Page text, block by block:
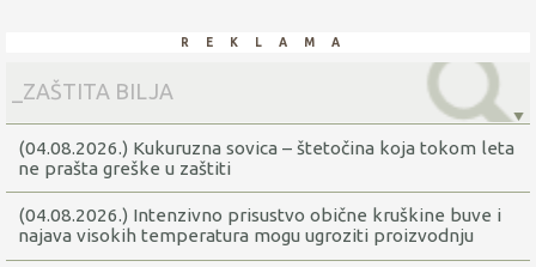
reklama
(04.08.2026.) Kukuruzna sovica – štetočina koja tokom leta
ne prašta greške u zaštiti
(04.08.2026.) Intenzivno prisustvo obične kruškine buve i
najava visokih temperatura mogu ugroziti proizvodnju
krušaka